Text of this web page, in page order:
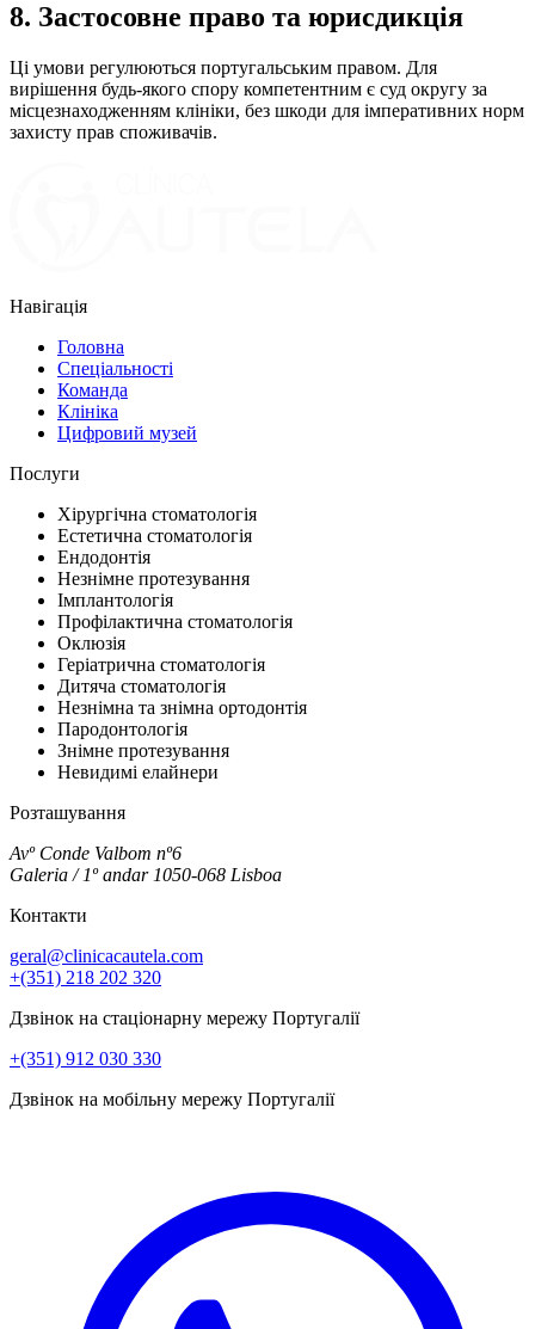
8. Застосовне право та юрисдикція
Ці умови регулюються португальським правом. Для
вирішення будь-якого спору компетентним є суд округу за
місцезнаходженням клініки, без шкоди для імперативних норм
захисту прав споживачів.
Навігація
Головна
Спеціальності
Команда
Клініка
Цифровий музей
Послуги
Хірургічна стоматологія
Естетична стоматологія
Ендодонтія
Незнімне протезування
Імплантологія
Профілактична стоматологія
Оклюзія
Геріатрична стоматологія
Дитяча стоматологія
Незнімна та знімна ортодонтія
Пародонтологія
Знімне протезування
Невидимі елайнери
Розташування
Avº Conde Valbom nº6
Galeria / 1º andar 1050-068 Lisboa
Контакти
geral@clinicacautela.com
+(351) 218 202 320
Дзвінок на стаціонарну мережу Португалії
+(351) 912 030 330
Дзвінок на мобільну мережу Португалії